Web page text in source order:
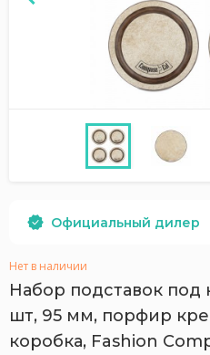
Официальный дилер
Нет в наличии
Набор подставок под
шт, 95 мм, порфир
коробка, Fashion